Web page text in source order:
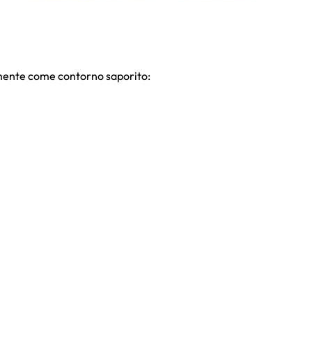
come contorno saporito: